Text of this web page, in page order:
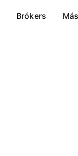
Brókers Más